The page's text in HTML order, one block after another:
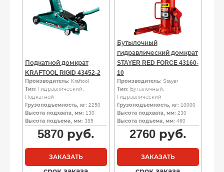
Подкатной домкрат
KRAFTOOL RIGID 43452-2
Производитель: Kraftool
Тип: Гидравлический,
Подкатной
Грузоподъемность, кг: 2250
Высота подхвата, мм: 130
Высота подъема, мм: 385
5870руб.
ЗАКАЗАТЬ
Бутылочный
гидравлический домкрат
STAYER RED FORCE 43160-
10
Производитель: Stayer
Тип: Бутылочный,
Гидравлический
Грузоподъемность, кг: 10000
Высота подхвата, мм: 230
Высота подъема, мм: 460
2760руб.
ЗАКАЗАТЬ